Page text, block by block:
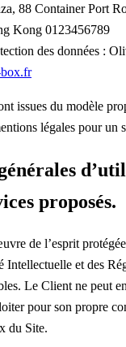
88 Container Port
Kong 0123456789
des données :
issues du modèle
légales pour un
proposés.
de l’esprit
Intellectuelle et des
Le Client ne peut
pour son propre
du Site.